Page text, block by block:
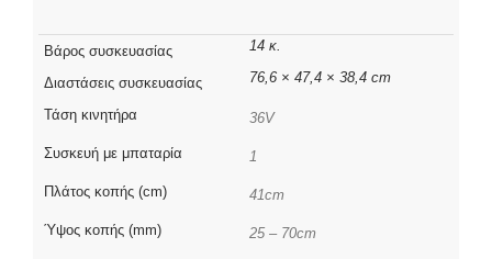
Βάρος συσκευασίας 14 κ.
Διαστάσεις συσκευασίας 76,6 × 47,4 × 38,4 cm
Τάση κινητήρα 36V
Συσκευή με μπαταρία 1
Πλάτος κοπής (cm) 41cm
Ύψος κοπής (mm) 25 – 70cm